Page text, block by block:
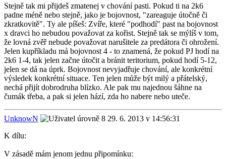
Stejně tak mi přijdeš zmatenej v chování pasti. Pokud ti na 2k6
padne méně nebo stejně, jako je bojovnost, "zareaguje útočně či
zkratkovitě". Ty ale píšeš: Zvíře, které "podhodí" past na bojovnost
x dravci ho nebudou považovat za kořist. Stejně tak se mýlíš v tom,
že lovná zvěř nebude považovat narušitele za predátora či ohrožení.
Jelen kupříkladu má bojovnost 4 - to znamená, že pokud PJ hodí na
2k6 1-4, tak jelen začne útočit a bránit teritorium, pokud hodí 5-12,
jelen se dá na úprk. Bojovnost nevyjadřuje chování, ale konkrétní
výsledek konkrétní situace. Ten jelen může být milý a přátelský,
nechá přijít dobrodruha blízko. Ale pak mu najednou šáhne na
čumák třeba, a pak si jelen hází, zda ho nabere nebo uteče.
UnknowN
29. 6. 2013 v 14:56:31
K dílu:
V zásadě mám jenom jednu připomínku: